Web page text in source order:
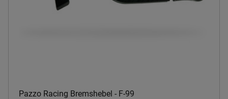
Pazzo Racing Bremshebel - F-99